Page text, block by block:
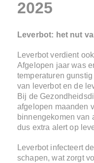
2025
Leverbot: het nut
Leverbot verdient
Afgelopen jaar was
temperaturen
van leverbot en de
Bij de
afgelopen maanden
binnengekomen van
dus extra alert op
Leverbot infecteert
schapen, wat zorgt